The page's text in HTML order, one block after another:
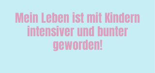
Mein Leben ist mit Kindern
intensiver und bunter
geworden!